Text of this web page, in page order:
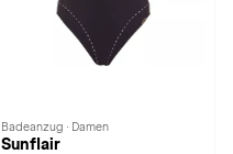
Badeanzug · Damen
Sunflair